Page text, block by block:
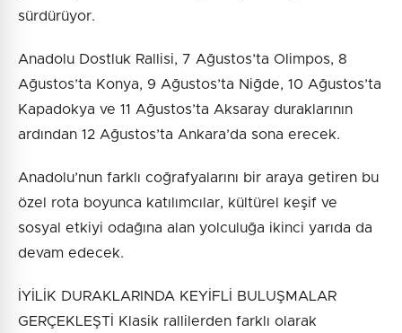
sürdürüyor.
Anadolu Dostluk Rallisi, 7 Ağustos’ta Olimpos, 8
Ağustos’ta Konya, 9 Ağustos’ta Niğde, 10 Ağustos’ta
Kapadokya ve 11 Ağustos’ta Aksaray duraklarının
ardından 12 Ağustos’ta Ankara’da sona erecek.
Anadolu’nun farklı coğrafyalarını bir araya getiren bu
özel rota boyunca katılımcılar, kültürel keşif ve
sosyal etkiyi odağına alan yolculuğa ikinci yarıda da
devam edecek.
İYİLİK DURAKLARINDA KEYİFLİ BULUŞMALAR
GERÇEKLEŞTİ Klasik rallilerden farklı olarak